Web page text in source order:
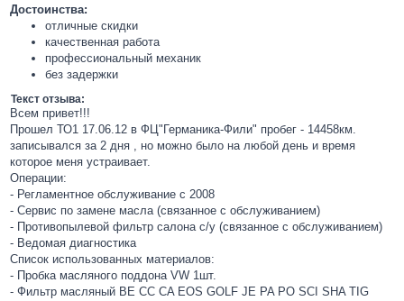
Достоинства:
отличные скидки
качественная работа
профессиональный механик
без задержки
Текст отзыва:
Всем привет!!!
Прошел ТО1 17.06.12 в ФЦ"Германика-Фили" пробег - 14458км.
записывался за 2 дня , но можно было на любой день и время
которое меня устраивает.
Операции:
- Регламентное обслуживание с 2008
- Сервис по замене масла (связанное с обслуживанием)
- Противопылевой фильтр салона с/у (связанное с обслуживанием)
- Ведомая диагностика
Список использованных материалов:
- Пробка масляного поддона VW 1шт.
- Фильтр масляный ВЕ СС CA EOS GOLF JE PA PO SCI SHA TIG